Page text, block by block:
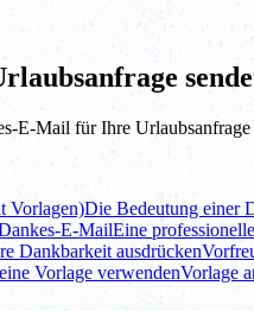
E-Mail für Ihre
Vorlagen)Die Bedeutung einer
E-MailEine
Dankbarkeit ausdrücken
Vorlage verwendenVorlage